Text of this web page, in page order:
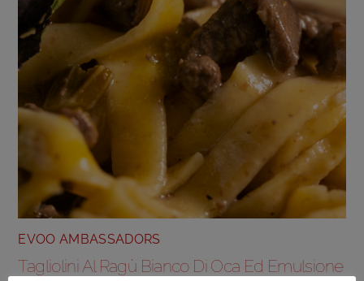
EVOO AMBASSADORS
Tagliolini Al Ragù Bianco Di Oca Ed Emulsione